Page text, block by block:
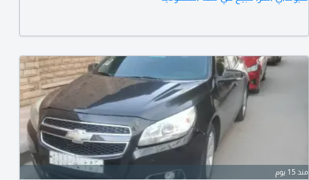
منذ 15 يوم